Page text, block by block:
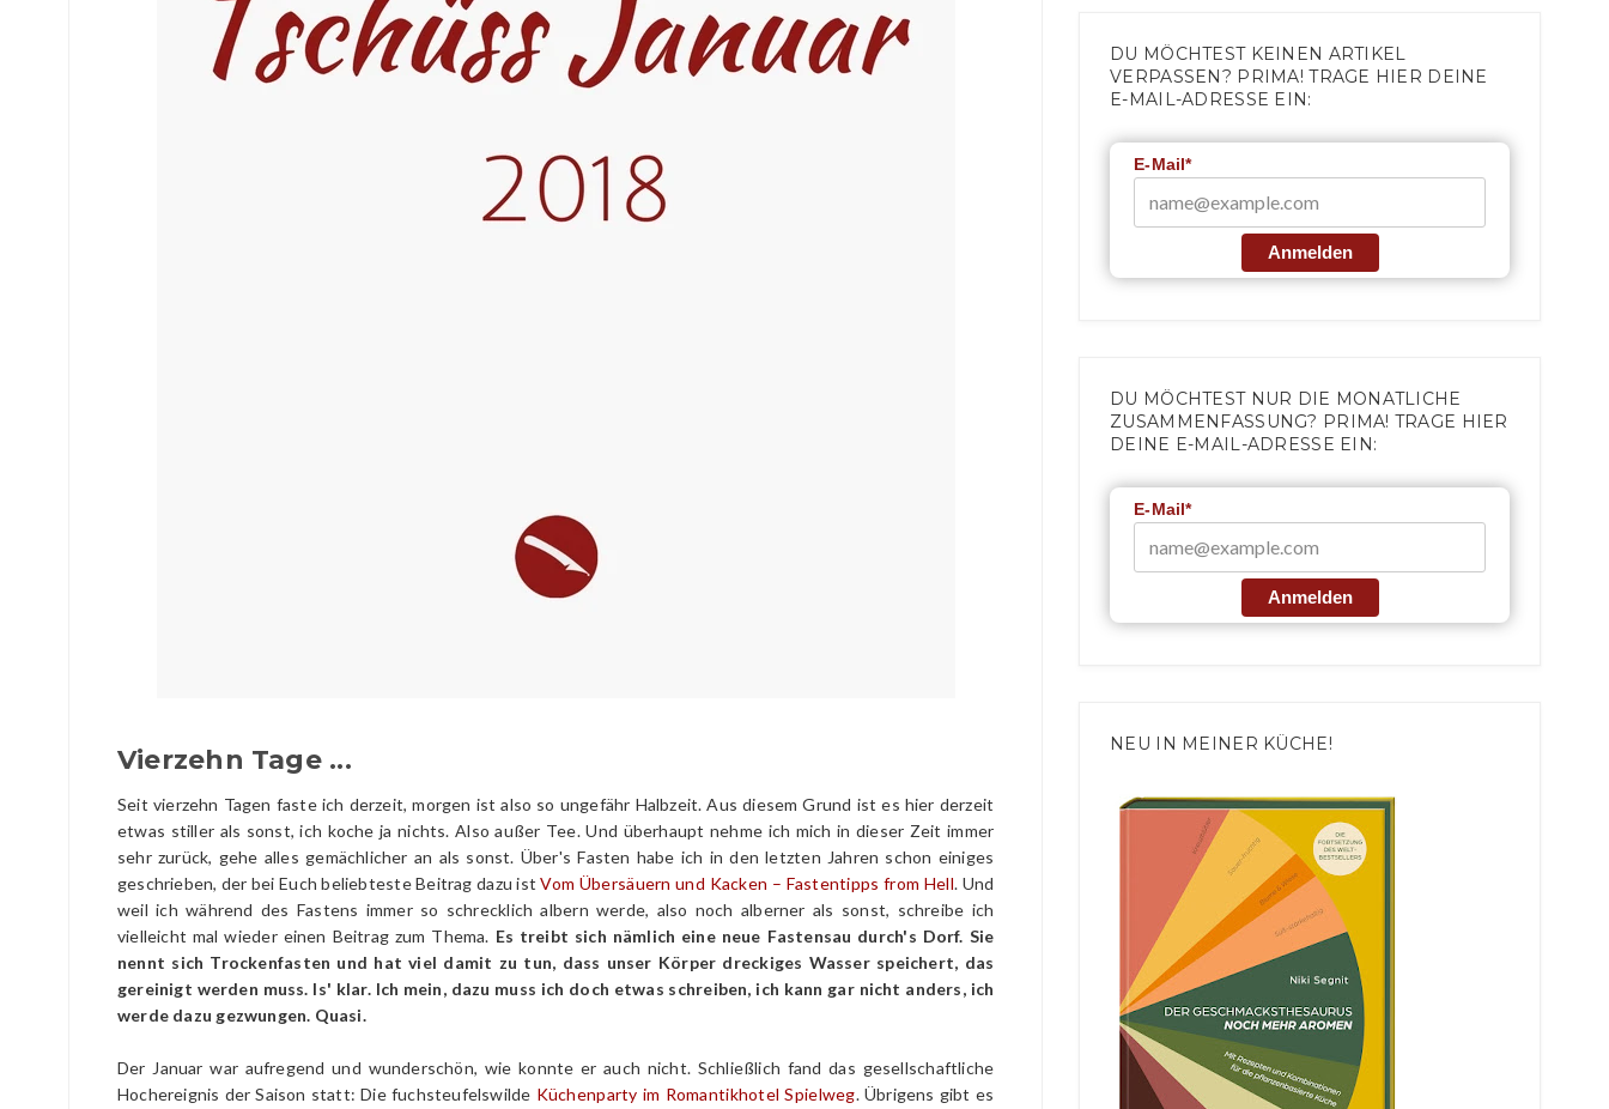
Vierzehn Tage ...
Seit vierzehn Tagen faste ich derzeit, morgen ist also so ungefähr Halbzeit. Aus diesem Grund ist es hier derzeit
etwas stiller als sonst, ich koche ja nichts. Also außer Tee. Und überhaupt nehme ich mich in dieser Zeit immer
sehr zurück, gehe alles gemächlicher an als sonst. Über's Fasten habe ich in den letzten Jahren schon einiges
geschrieben, der bei Euch beliebteste Beitrag dazu istVom Übersäuern und Kacken – Fastentipps from Hell. Und
weil ich während des Fastens immer so schrecklich albern werde, also noch alberner als sonst, schreibe ich
vielleicht mal wieder einen Beitrag zum Thema. Es treibt sich nämlich eine neue Fastensau durch's Dorf. Sie
nennt sich Trockenfasten und hat viel damit zu tun, dass unser Körper dreckiges Wasser speichert, das
gereinigt werden muss. Is' klar. Ich mein, dazu muss ich doch etwas schreiben, ich kann gar nicht anders, ich
werde dazu gezwungen. Quasi.
Der Januar war aufregend und wunderschön, wie konnte er auch nicht. Schließlich fand das gesellschaftliche
Hochereignis der Saison statt: Die fuchsteufelswilde Küchenparty im Romantikhotel Spielweg. Übrigens gibt es
DU MÖCHTEST KEINEN ARTIKEL
VERPASSEN? PRIMA! TRAGE HIER DEINE
E-MAIL-ADRESSE EIN:
E-Mail*
Anmelden
DU MÖCHTEST NUR DIE MONATLICHE
ZUSAMMENFASSUNG? PRIMA! TRAGE HIER
DEINE E-MAIL-ADRESSE EIN:
E-Mail*
Anmelden
NEU IN MEINER KÜCHE!